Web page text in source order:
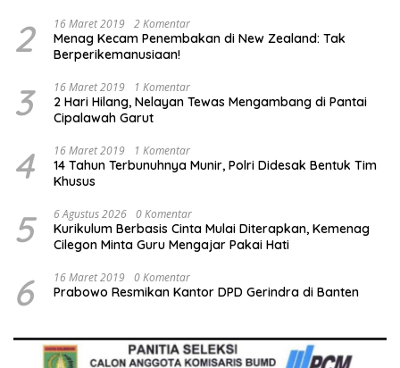
2 16 Maret 2019 2 Komentar
Menag Kecam Penembakan di New Zealand: Tak
Berperikemanusiaan!
3 16 Maret 2019 1 Komentar
2 Hari Hilang, Nelayan Tewas Mengambang di Pantai
Cipalawah Garut
4 16 Maret 2019 1 Komentar
14 Tahun Terbunuhnya Munir, Polri Didesak Bentuk Tim
Khusus
5 6 Agustus 2026 0 Komentar
Kurikulum Berbasis Cinta Mulai Diterapkan, Kemenag
Cilegon Minta Guru Mengajar Pakai Hati
6 16 Maret 2019 0 Komentar
Prabowo Resmikan Kantor DPD Gerindra di Banten